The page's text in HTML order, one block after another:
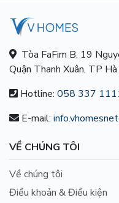
Tòa FaFim B, 19
Quận Thanh Xuân, TP
Hotline: 058 337
E-mail:
VỀ CHÚNG TÔI
Về chúng tôi
Điều khoản & Điều kiện